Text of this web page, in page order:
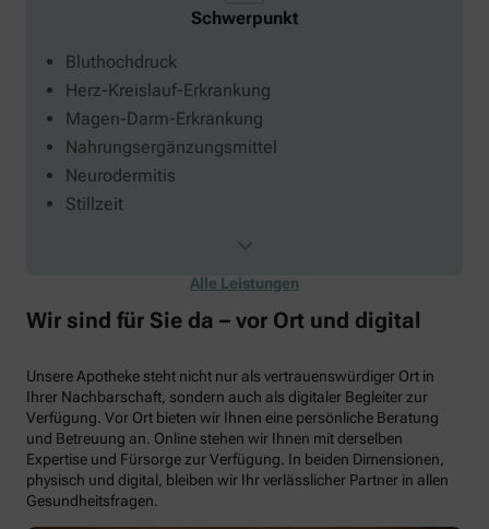
Schwerpunkt
Bluthochdruck
Herz-Kreislauf-Erkrankung
Magen-Darm-Erkrankung
Nahrungsergänzungsmittel
Neurodermitis
Stillzeit
Alle Leistungen
Wir sind für Sie da – vor Ort und digital
Unsere Apotheke steht nicht nur als vertrauenswürdiger Ort in
Ihrer Nachbarschaft, sondern auch als digitaler Begleiter zur
Verfügung. Vor Ort bieten wir Ihnen eine persönliche Beratung
und Betreuung an. Online stehen wir Ihnen mit derselben
Expertise und Fürsorge zur Verfügung. In beiden Dimensionen,
physisch und digital, bleiben wir Ihr verlässlicher Partner in allen
Gesundheitsfragen.